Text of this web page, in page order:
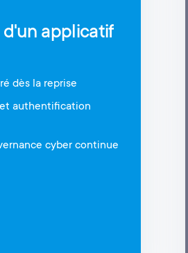
d'un applicatif
dès la reprise
authentification
cyber continue